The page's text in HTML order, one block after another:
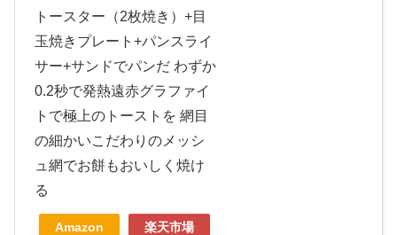
トースター（2枚焼き）+目
玉焼きプレート+パンスライ
サー+サンドでパンだ わずか
0.2秒で発熱遠赤グラファイ
トで極上のトーストを 網目
の細かいこだわりのメッシ
ュ網でお餅もおいしく焼け
る
Amazon 楽天市場